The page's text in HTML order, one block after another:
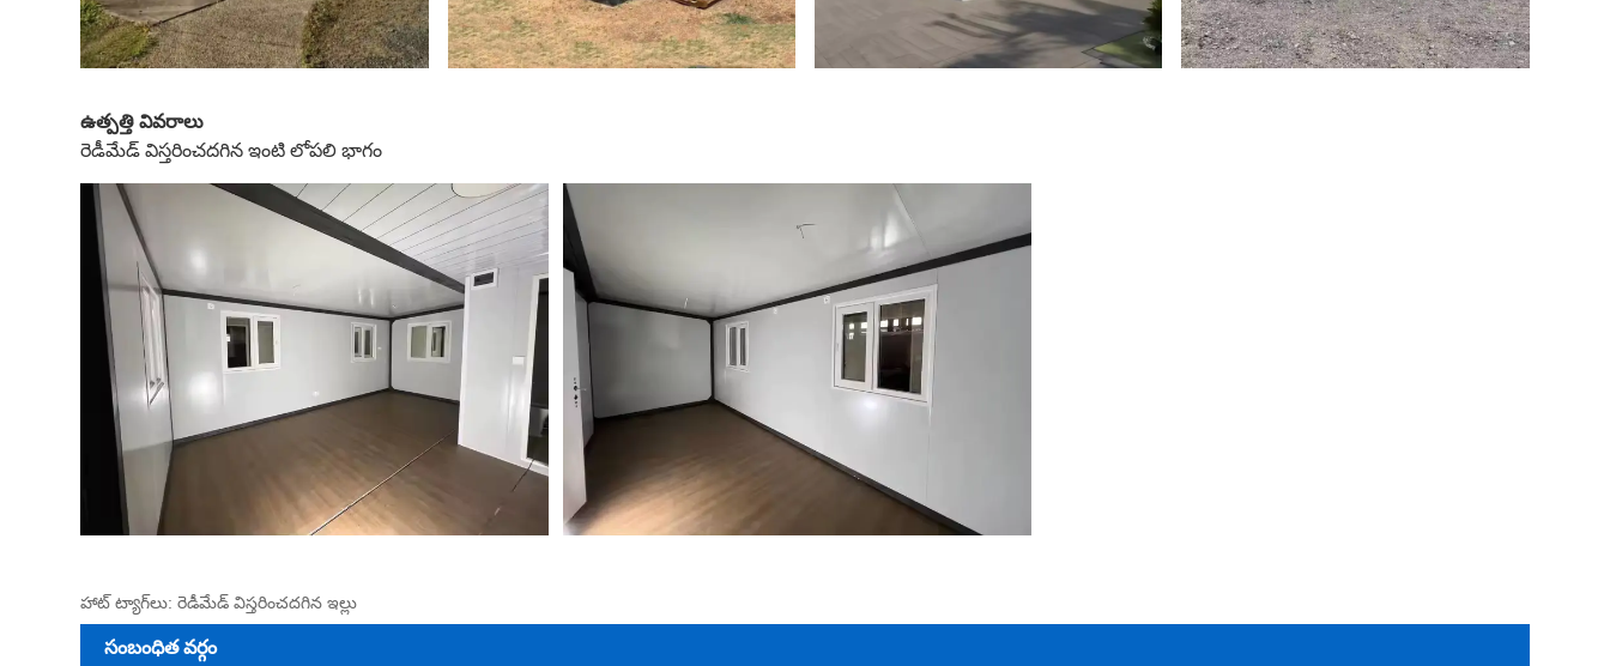
ఉత్పత్తి వివరాలు
రెడీమేడ్ విస్తరించదగిన ఇంటి లోపలి భాగం
హాట్ ట్యాగ్‌లు: రెడీమేడ్ విస్తరించదగిన ఇల్లు
సంబంధిత వర్గం